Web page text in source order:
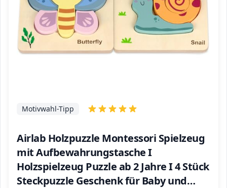
Airlab Holzpuzzle Montessori Spielzeug
mit Aufbewahrungstasche I
Holzspielzeug Puzzle ab 2 Jahre I 4 Stück
Steckpuzzle Geschenk für Baby und
Motivwahl-Tipp